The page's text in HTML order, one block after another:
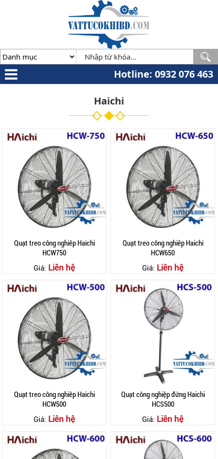
Hotline: 0932 076 463
Haichi
Quạt treo công nghiêp Haichi
HCW750
Giá: Liên hệ
Quạt treo công nghiêp Haichi
HCW650
Giá: Liên hệ
Quạt treo công nghiêp Haichi
HCW500
Giá: Liên hệ
Quạt công nghiệp đứng Haichi
HCS500
Giá: Liên hệ
076
463